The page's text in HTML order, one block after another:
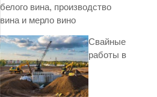
белого вина, производство
вина и мерло вино
Свайные
работы в